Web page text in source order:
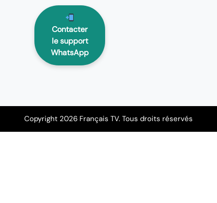
Contacter
le support
WhatsApp
Copyright 2026 Français TV. Tous droits réservés